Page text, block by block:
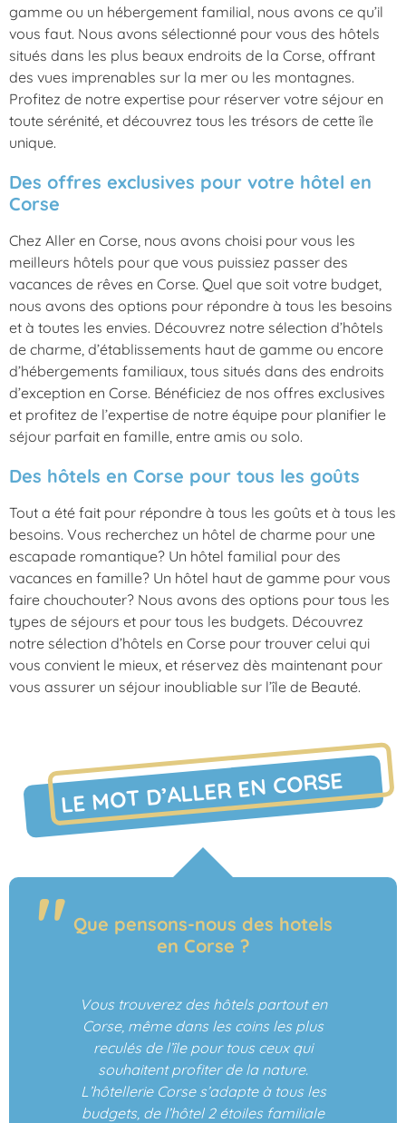
gamme ou un hébergement familial, nous avons ce qu’il
vous faut. Nous avons sélectionné pour vous des hôtels
situés dans les plus beaux endroits de la Corse, offrant
des vues imprenables sur la mer ou les montagnes.
Profitez de notre expertise pour réserver votre séjour en
toute sérénité, et découvrez tous les trésors de cette île
unique.
Des offres exclusives pour votre hôtel en
Corse
Chez Aller en Corse, nous avons choisi pour vous les
meilleurs hôtels pour que vous puissiez passer des
vacances de rêves en Corse. Quel que soit votre budget,
nous avons des options pour répondre à tous les besoins
et à toutes les envies. Découvrez notre sélection d’hôtels
de charme, d’établissements haut de gamme ou encore
d’hébergements familiaux, tous situés dans des endroits
d’exception en Corse. Bénéficiez de nos offres exclusives
et profitez de l’expertise de notre équipe pour planifier le
séjour parfait en famille, entre amis ou solo.
Des hôtels en Corse pour tous les goûts
Tout a été fait pour répondre à tous les goûts et à tous les
besoins. Vous recherchez un hôtel de charme pour une
escapade romantique? Un hôtel familial pour des
vacances en famille? Un hôtel haut de gamme pour vous
faire chouchouter? Nous avons des options pour tous les
types de séjours et pour tous les budgets. Découvrez
notre sélection d’hôtels en Corse pour trouver celui qui
vous convient le mieux, et réservez dès maintenant pour
vous assurer un séjour inoubliable sur l’île de Beauté.
LE MOT D’ALLER EN CORSE
Que pensons-nous des hotels
en Corse ?
Vous trouverez des hôtels partout en
Corse, même dans les coins les plus
reculés de l’île pour tous ceux qui
souhaitent profiter de la nature.
L’hôtellerie Corse s’adapte à tous les
budgets, de l’hôtel 2 étoiles familiale